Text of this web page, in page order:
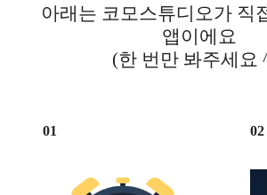
아래는 코모스튜디오가 직
앱이에요
(한 번만 봐주세요
01 02